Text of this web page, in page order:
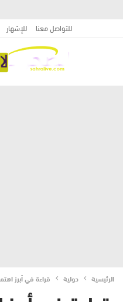
للتواصل معنا للإشهار
الرئيسية دولية قراءة في أبرز